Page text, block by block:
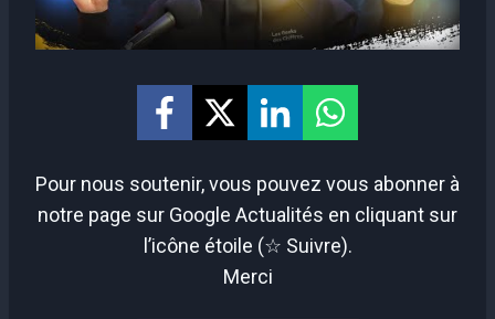
Pour nous soutenir, vous pouvez vous abonner à
notre page sur Google Actualités en cliquant sur
l’icône étoile (☆ Suivre).
Merci